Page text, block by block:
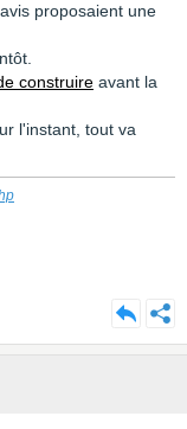
proposaient une
construire avant la
l'instant, tout va